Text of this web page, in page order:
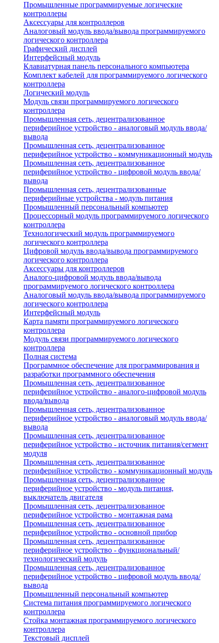
Промышленные программируемые логические
контроллеры
Аксессуары для контроллеров
Аналоговый модуль ввода/вывода программируемого
логического контроллера
Графический дисплей
Интерфейсный модуль
Клавиатурная панель персонального компьютера
Комплект кабелей для программируемого логического
контроллера
Логический модуль
Модуль связи программируемого логического
контроллера
Промышленная сеть, децентрализованное
периферийное устройство - аналоговый модуль ввода/
вывода
Промышленная сеть, децентрализованное
периферийное устройство - коммуникационный модуль
Промышленная сеть, децентрализованное
периферийное устройство - цифровой модуль ввода/
вывода
Промышленная сеть, децентрализованные
периферийные устройства - модуль питания
Промышленный персональный компьютер
Процессорный модуль программируемого логического
контроллера
Технологический модуль программируемого
логического контроллера
Цифровой модуль ввода/вывода программируемого
логического контроллера
Аксессуары для контроллеров
Аналого-цифровой модуль ввода/вывода
программируемого логического контроллера
Аналоговый модуль ввода/вывода программируемого
логического контроллера
Интерфейсный модуль
Карта памяти программируемого логического
контроллера
Модуль связи программируемого логического
контроллера
Полная система
Программное обеспечение для программирования и
разработки программного обеспечения
Промышленная сеть, децентрализованное
периферийное устройство - аналого-цифровой модуль
ввода/вывода
Промышленная сеть, децентрализованное
периферийное устройство - аналоговый модуль ввода/
вывода
Промышленная сеть, децентрализованное
периферийное устройство - источник питания/сегмент
модуля
Промышленная сеть, децентрализованное
периферийное устройство - коммуникационный модуль
Промышленная сеть, децентрализованное
периферийное устройство - модуль питания,
выключатель двигателя
Промышленная сеть, децентрализованное
периферийное устройство - монтажная рама
Промышленная сеть, децентрализованное
периферийное устройство - основной прибор
Промышленная сеть, децентрализованное
периферийное устройство - функциональный/
технологический модуль
Промышленная сеть, децентрализованное
периферийное устройство - цифровой модуль ввода/
вывода
Промышленный персональный компьютер
Система питания программируемого логического
контроллера
Стойка монтажная программируемого логического
контроллера
Текстовый дисплей